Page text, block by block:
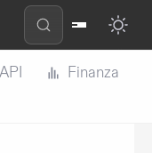
API
Finanza